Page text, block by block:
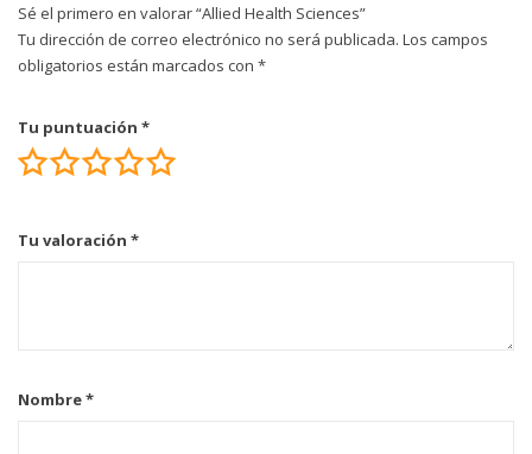
Sé el primero en valorar “Allied Health Sciences”
Tu dirección de correo electrónico no será publicada. Los campos
obligatorios están marcados con *
Tu puntuación *
Tu valoración *
Nombre*